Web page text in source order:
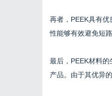
再者，PEEK具有
性能够有效避免短
最后，PEEK材料
产品。由于其优异